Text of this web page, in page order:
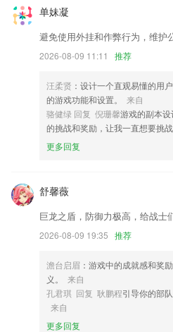
新增在路上视频分享，分享路上所见所闻
每月定期发送账单
优化流水选择
商品颜色和规格尺码属性支持搜索
支持给客户打电话推荐商品分享优惠券
联系我们
化修改。
单妹凝
避免使用外挂和作弊行为，维护
2026-08-09 11:11 推荐
汪柔贤 ：设计一个直观易懂的用
的游戏功能和设置。
来自
骆健绿 回复 倪珊馨游戏的副本
的挑战和奖励，让我一直想要挑战
更多回复
舒馨薇
巨龙之盾，防御力极高，给战士
2026-08-09 19:35 推荐
澹台启眉 ：游戏中的成就感和奖
义。
来自
孔君琪 回复 耿鹏程引导你的部
来自
更多回复